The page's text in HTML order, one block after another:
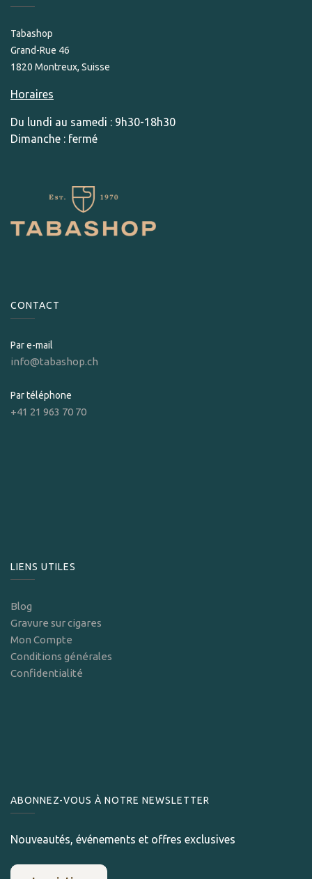
Tabashop
Grand-Rue 46
1820 Montreux, Suisse
Horaires
Du lundi au samedi : 9h30-18h30
Dimanche : fermé
CONTACT
Par e-mail
info@tabashop.ch
Par téléphone
+41 21 963 70 70
LIENS UTILES
Blog
Gravure sur cigares
Mon Compte
Conditions générales
Confidentialité
ABONNEZ-VOUS À NOTRE NEWSLETTER
Nouveautés, événements et offres exclusives